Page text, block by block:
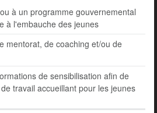
à un programme gouvernemental
à l'embauche des jeunes
mentorat, de coaching et/ou de
de sensibilisation afin de
travail accueillant pour les jeunes